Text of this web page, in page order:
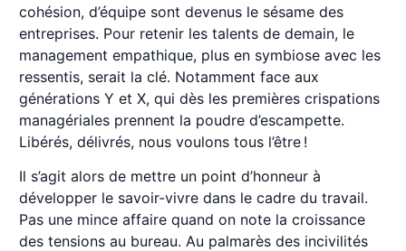
cohésion, d’équipe sont devenus le sésame des
entreprises. Pour retenir les talents de demain, le
management empathique, plus en symbiose avec les
ressentis, serait la clé. Notamment face aux
générations Y et X, qui dès les premières crispations
managériales prennent la poudre d’escampette.
Libérés, délivrés, nous voulons tous l’être !
Il s’agit alors de mettre un point d’honneur à
développer le savoir-vivre dans le cadre du travail.
Pas une mince affaire quand on note la croissance
des tensions au bureau. Au palmarès des incivilités